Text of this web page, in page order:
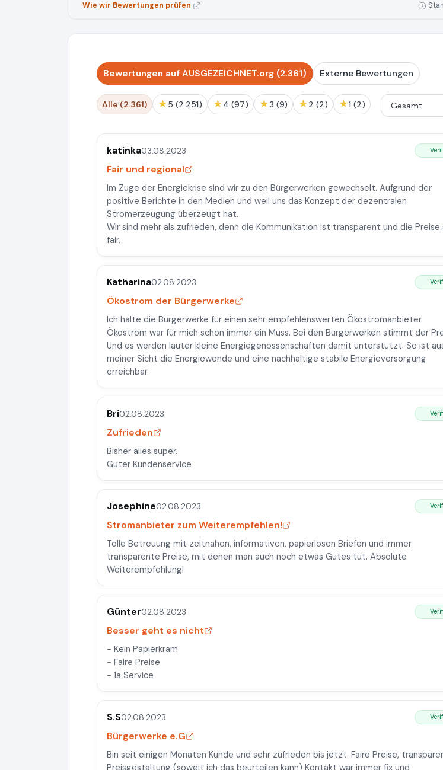
Wie wir Bewertungen prüfen
Bewertungen auf AUSGEZEICHNET.org (2.361) Externe Bewertungen
Alle (2.361) ★ 5 (2.251) ★ 4 (97) ★ 3 (9) ★ 2 (2) ★ 1 (2)
katinka03.08.2023
Fair und regional
Im Zuge der Energiekrise sind wir zu den Bürgerwerken gewechselt. Aufgrund der
positive Berichte in den Medien und weil uns das Konzept der dezentralen
Stromerzeugung überzeugt hat.
Wir sind mehr als zufrieden, denn die Kommunikation ist transparent und die Preise
fair.
Katharina02.08.2023
Ökostrom der Bürgerwerke
Ich halte die Bürgerwerke für einen sehr empfehlenswerten Ökostromanbieter.
Ökostrom war für mich schon immer ein Muss. Bei den Bürgerwerken stimmt der
Und es werden lauter kleine Energiegenossenschaften damit unterstützt. So ist
meiner Sicht die Energiewende und eine nachhaltige stabile Energieversorgung
erreichbar.
Bri02.08.2023
Zufrieden
Bisher alles super.
Guter Kundenservice
Josephine02.08.2023
Stromanbieter zum Weiterempfehlen!
Tolle Betreuung mit zeitnahen, informativen, papierlosen Briefen und immer
transparente Preise, mit denen man auch noch etwas Gutes tut. Absolute
Weiterempfehlung!
Günter02.08.2023
Besser geht es nicht
- Kein Papierkram
- Faire Preise
- 1a Service
S.S02.08.2023
Bürgerwerke e.G
Bin seit einigen Monaten Kunde und sehr zufrieden bis jetzt. Faire Preise,
Preisgestaltung (soweit ich das beurteilen kann) Kontakt war immer fix und